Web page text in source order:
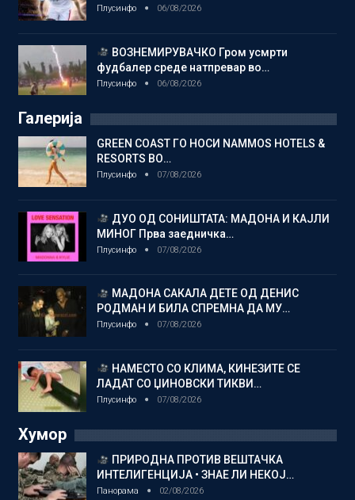
Плусинфо 06/08/2026
ВОЗНЕМИРУВАЧКО Гром усмрти
фудбалер среде натпревар во…
Плусинфо 06/08/2026
Галерија
GREEN COAST ГО НОСИ NAMMOS HOTELS &
RESORTS ВО…
Плусинфо 07/08/2026
ДУО ОД СОНИШТАТА: МАДОНА И КАЈЛИ
МИНОГ Прва заедничка…
Плусинфо 07/08/2026
МАДОНА САКАЛА ДЕТЕ ОД ДЕНИС
РОДМАН И БИЛА СПРЕМНА ДА МУ…
Плусинфо 07/08/2026
НАМЕСТО СО КЛИМА, КИНЕЗИТЕ СЕ
ЛАДАТ СО ЏИНОВСКИ ТИКВИ…
Плусинфо 07/08/2026
Хумор
ПРИРОДНА ПРОТИВ ВЕШТАЧКА
ИНТЕЛИГЕНЦИЈА • ЗНАЕ ЛИ НЕКОЈ…
Панорама 02/08/2026